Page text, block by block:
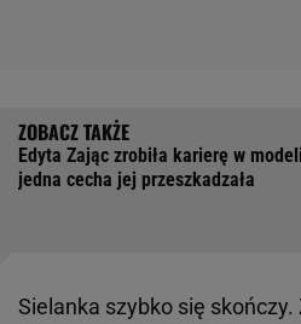
Edyta Zając zrobiła karierę w
jedna cecha jej przeszkadzała
Sielanka szybko się